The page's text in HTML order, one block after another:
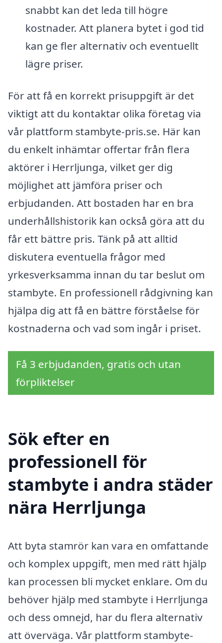
snabbt kan det leda till högre
kostnader. Att planera bytet i god tid
kan ge fler alternativ och eventuellt
lägre priser.
För att få en korrekt prisuppgift är det
viktigt att du kontaktar olika företag via
vår plattform stambyte-pris.se. Här kan
du enkelt inhämtar offertar från flera
aktörer i Herrljunga, vilket ger dig
möjlighet att jämföra priser och
erbjudanden. Att bostaden har en bra
underhållshistorik kan också göra att du
får ett bättre pris. Tänk på att alltid
diskutera eventuella frågor med
yrkesverksamma innan du tar beslut om
stambyte. En professionell rådgivning kan
hjälpa dig att få en bättre förståelse för
kostnaderna och vad som ingår i priset.
Få 3 erbjudanden, gratis och utan
förpliktelser
Sök efter en
professionell för
stambyte i andra städer
nära Herrljunga
Att byta stamrör kan vara en omfattande
och komplex uppgift, men med rätt hjälp
kan processen bli mycket enklare. Om du
behöver hjälp med stambyte i Herrljunga
och dess omnejd, har du flera alternativ
att överväga. Vår plattform stambyte-